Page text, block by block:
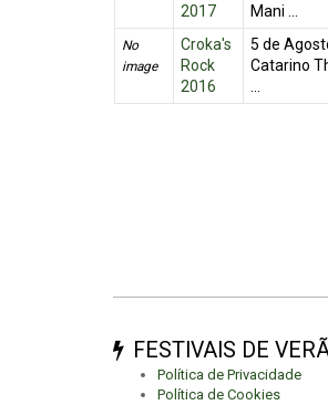
2017
Mani ...
No
image
Croka's
Rock
2016
5 de
Catarino
FESTIVAIS DE
Política de Privacidade
Política de Cookies